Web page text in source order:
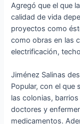
Agregó que el que
calidad de vida
proyectos como
como obras en las
electrificación,
Jiménez Salinas
Popular, con el que
las colonias,
doctores y
medicamentos.